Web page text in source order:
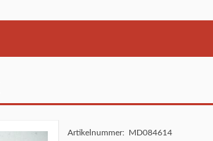
Artikelnummer: MD084614